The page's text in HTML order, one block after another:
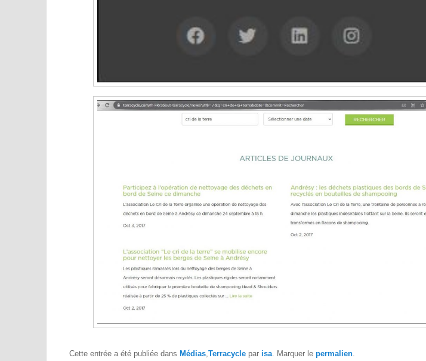
Cette entrée a été publiée dans Médias,Terracycle par isa. Marquer le permalien.